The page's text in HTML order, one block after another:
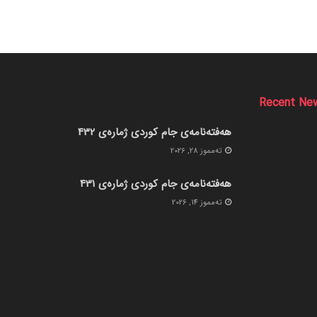
Recent
هەفتەنامەی جام کوردی ژمارەی 432
ته‌مموز 28, 2026
هەفتەنامەی جام کوردی ژمارەی 431
ته‌مموز 14, 2026